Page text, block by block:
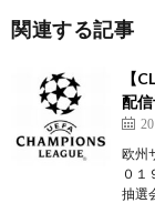
関連する記事
【
配
欧州
０１
抽選